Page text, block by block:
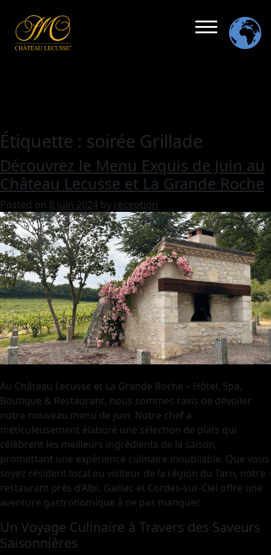
Étiquette : soirée Grillade
Découvrez le Menu Exquis de Juin au
Château Lecusse et La Grande Roche
Posted on 8 juin 2024 by reception
Au Château Lecusse et La Grande Roche – Hôtel, Spa,
Boutique & Restaurant, nous sommes ravis de dévoiler
notre nouveau menu de juin. Notre chef a
méticuleusement élaboré une sélection de plats qui
célèbrent les meilleurs ingrédients de la saison,
promettant une expérience culinaire inoubliable. Que vous
soyez résident local ou visiteur de la région du Tarn, notre
restaurant près d’Albi, Gaillac et Cordes-sur-Ciel offre une
aventure gastronomique à ne pas manquer.
Un Voyage Culinaire à Travers des Saveurs
Saisonnières